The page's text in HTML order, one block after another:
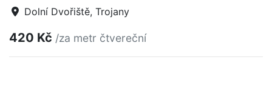
Dolní Dvořiště, Trojany
420 Kč /za metr čtvereční